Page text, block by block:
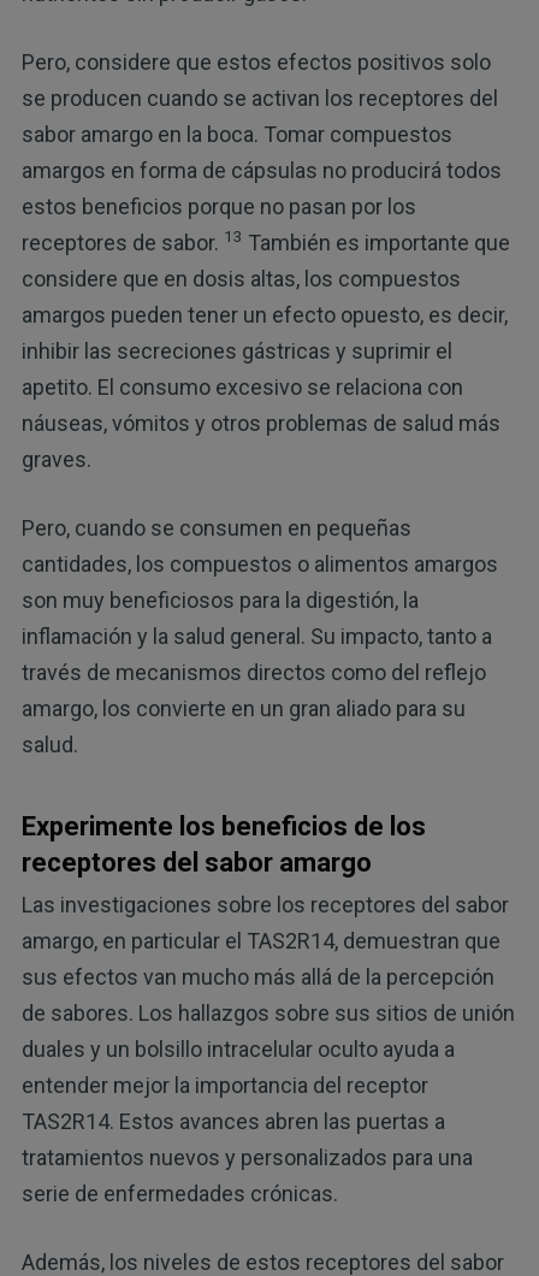
Pero, considere que estos efectos positivos solo
se producen cuando se activan los receptores del
sabor amargo en la boca. Tomar compuestos
amargos en forma de cápsulas no producirá todos
estos beneficios porque no pasan por los
receptores de sabor. 13 También es importante que
considere que en dosis altas, los compuestos
amargos pueden tener un efecto opuesto, es decir,
inhibir las secreciones gástricas y suprimir el
apetito. El consumo excesivo se relaciona con
náuseas, vómitos y otros problemas de salud más
graves.
Pero, cuando se consumen en pequeñas
cantidades, los compuestos o alimentos amargos
son muy beneficiosos para la digestión, la
inflamación y la salud general. Su impacto, tanto a
través de mecanismos directos como del reflejo
amargo, los convierte en un gran aliado para su
salud.
Experimente los beneficios de los
receptores del sabor amargo
Las investigaciones sobre los receptores del sabor
amargo, en particular el TAS2R14, demuestran que
sus efectos van mucho más allá de la percepción
de sabores. Los hallazgos sobre sus sitios de unión
duales y un bolsillo intracelular oculto ayuda a
entender mejor la importancia del receptor
TAS2R14. Estos avances abren las puertas a
tratamientos nuevos y personalizados para una
serie de enfermedades crónicas.
Además, los niveles de estos receptores del sabor